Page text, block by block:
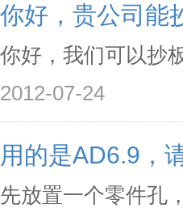
你好，贵公司能
你好，我们可以抄
2012-07-24
用的是AD6.9，
先放置一个零件孔